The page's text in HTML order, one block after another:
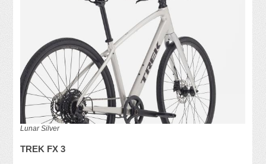
Lunar Silver
TREK FX 3